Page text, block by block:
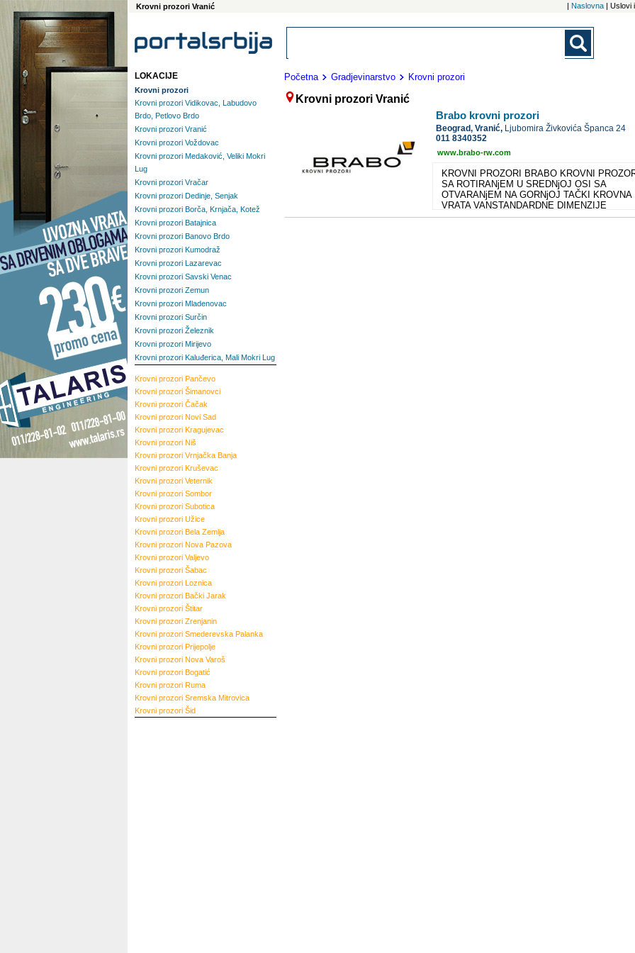
Krovni prozori Vranić | Naslovna | Uslovi
Početna Gradjevinarstvo Krovni prozori
Krovni prozori Vranić
Brabo krovni prozori
Beograd,Vranić, Ljubomira Živkovića Španca 24
011 8340352
www.brabo-rw.com
KROVNI PROZORI BRABO KROVNI
SA ROTIRANjEM U SREDNjOJ OSI SA
OTVARANjEM NA GORNjOJ TAČKI KROVNA
VRATA VANSTANDARDNE DIMENZIJE
DEKORACIJA i ZAŠTITA OD SUNCA
LOKACIJE
Krovni prozori
Krovni prozori Vidikovac, Labudovo
Brdo, Petlovo Brdo
Krovni prozori Vranić
Krovni prozori Voždovac
Krovni prozori Medaković, Veliki Mokri
Lug
Krovni prozori Vračar
Krovni prozori Dedinje, Senjak
Krovni prozori Borča, Krnjača, Kotež
Krovni prozori Batajnica
Krovni prozori Banovo Brdo
Krovni prozori Kumodraž
Krovni prozori Lazarevac
Krovni prozori Savski Venac
Krovni prozori Zemun
Krovni prozori Mladenovac
Krovni prozori Surčin
Krovni prozori Železnik
Krovni prozori Mirijevo
Krovni prozori Kaluđerica, Mali Mokri Lug
Krovni prozori Pančevo
Krovni prozori Šimanovci
Krovni prozori Čačak
Krovni prozori Novi Sad
Krovni prozori Kragujevac
Krovni prozori Niš
Krovni prozori Vrnjačka Banja
Krovni prozori Kruševac
Krovni prozori Veternik
Krovni prozori Sombor
Krovni prozori Subotica
Krovni prozori Užice
Krovni prozori Bela Zemlja
Krovni prozori Nova Pazova
Krovni prozori Valjevo
Krovni prozori Šabac
Krovni prozori Loznica
Krovni prozori Bački Jarak
Krovni prozori Štitar
Krovni prozori Zrenjanin
Krovni prozori Smederevska Palanka
Krovni prozori Prijepolje
Krovni prozori Nova Varoš
Krovni prozori Bogatić
Krovni prozori Ruma
Krovni prozori Sremska Mitrovica
Krovni prozori Šid